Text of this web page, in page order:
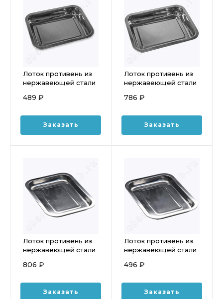
Лоток противень из
нержавеющей стали
Luxstahl кт338
489 ₽
Заказать
Лоток противень из
нержавеющей стали
Luxstahl кт185
786 ₽
Заказать
Лоток противень из
нержавеющей стали
Luxstahl кт340
806 ₽
Заказать
Лоток противень из
нержавеющей стали
Luxstahl кт167
496 ₽
Заказать